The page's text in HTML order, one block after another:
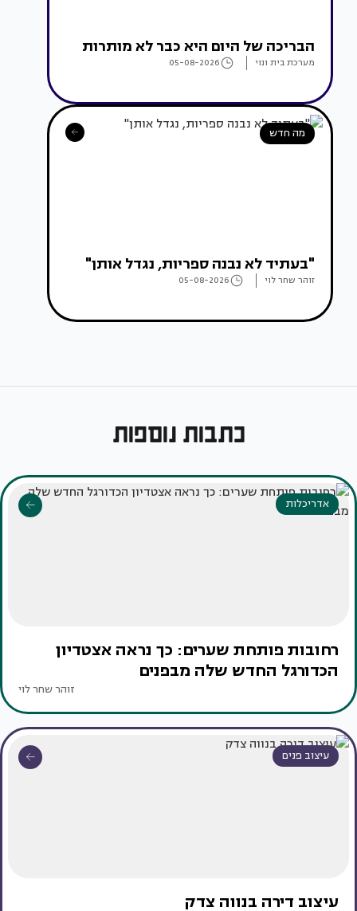
הבריכה של היום היא כבר לא מותרות
מערכת בית ונוי 05-08-2026
מה חדש
"בעתיד לא נבנה ספריות, נגדל אותן"
זוהר שחר לוי 05-08-2026
כתבות נוספות
אדריכלות
רחובות פותחת שערים: כך נראה אצטדיון
הכדורגל החדש שלה מבפנים
זוהר שחר לוי
עיצוב פנים
עיצוב דירה בנווה צדק